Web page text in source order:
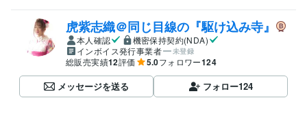
虎紫志織＠同じ目線の『駆け込み寺』
本人確認
機密保持契約(NDA)
インボイス発行事業者
未登録
総販売実績12評価 5.0フォロワー124
メッセージを送る フォロー124